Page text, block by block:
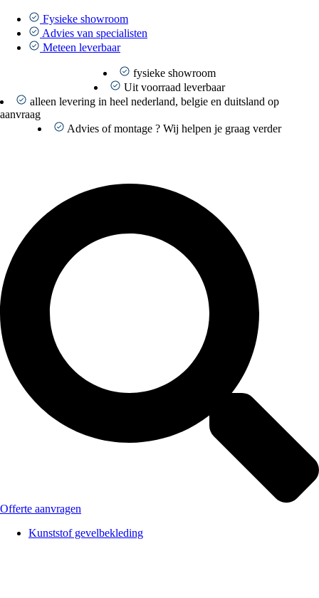
naar
inhoud
Fysieke showroom
Advies van specialisten
Meteen leverbaar
fysieke showroom
Uit voorraad leverbaar
alleen levering in heel nederland, belgie en duitsland op
aanvraag
Advies of montage ? Wij helpen je graag verder
Offerte aanvragen
Kunststof gevelbekleding